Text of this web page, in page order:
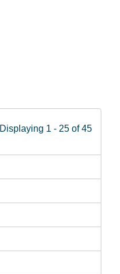
Displaying 1 - 25 of 45